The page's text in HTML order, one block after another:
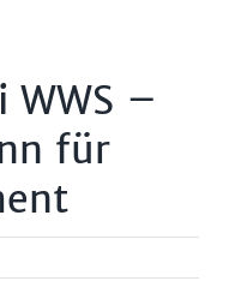
WWS –
für